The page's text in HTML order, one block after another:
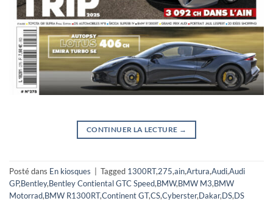
CONTINUER LA LECTURE →
Posté dans En kiosques Tagged 1300RT,275,ain,Artura,Audi,Audi
GP,Bentley,Bentley Contiental GTC Speed,BMW,BMW M3,BMW
Motorrad,BMW R1300RT,Continent GT,CS,Cyberster,Dakar,DS,DS